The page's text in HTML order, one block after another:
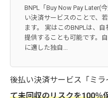
BNPL「Buy Now Pay Later(
い決済サービスのことで、
ます。 実はこのBNPLは、
提供することも可能です。
に適した独自...
後払い決済サービス「ミラ
て未回収のリスクを100％